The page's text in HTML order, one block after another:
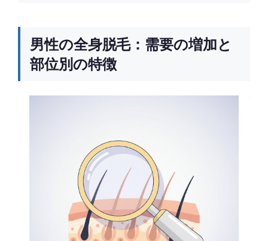
男性の全身脱毛：需要の増加と
部位別の特徴